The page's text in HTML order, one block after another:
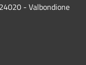
- Valbondione